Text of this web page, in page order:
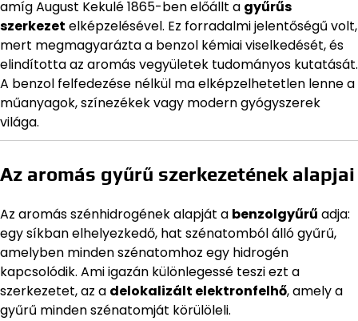
amíg August Kekulé 1865-ben előállt a gyűrűs
szerkezet elképzelésével. Ez forradalmi jelentőségű volt,
mert megmagyarázta a benzol kémiai viselkedését, és
elindította az aromás vegyületek tudományos kutatását.
A benzol felfedezése nélkül ma elképzelhetetlen lenne a
műanyagok, színezékek vagy modern gyógyszerek
világa.
Az aromás gyűrű szerkezetének alapjai
Az aromás szénhidrogének alapját a benzolgyűrű adja:
egy síkban elhelyezkedő, hat szénatomból álló gyűrű,
amelyben minden szénatomhoz egy hidrogén
kapcsolódik. Ami igazán különlegessé teszi ezt a
szerkezetet, az a delokalizált elektronfelhő, amely a
gyűrű minden szénatomját körülöleli.